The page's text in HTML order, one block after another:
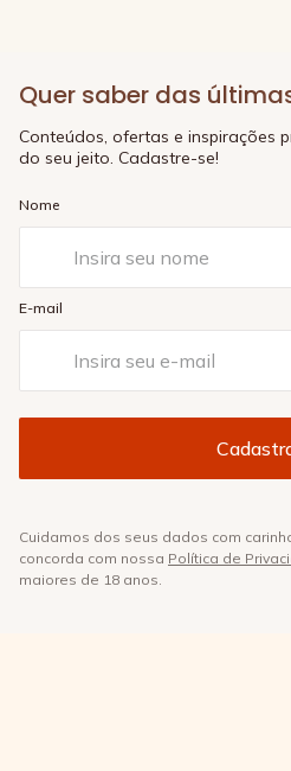
Quer saber das
Conteúdos, ofertas e inspirações
do seu jeito. Cadastre-se!
Nome
E-mail
Cuidamos dos seus dados com
concorda com nossa Política de
maiores de 18 anos.